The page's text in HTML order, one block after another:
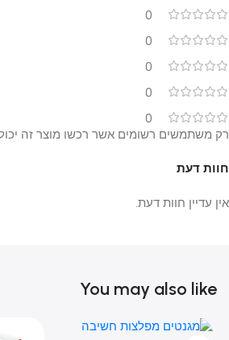
0
0
0
0
0
חוות דעת
אין עדיין חוות דעת.
רק משתמשים רשומים אשר רכשו מוצר זה
You may also like